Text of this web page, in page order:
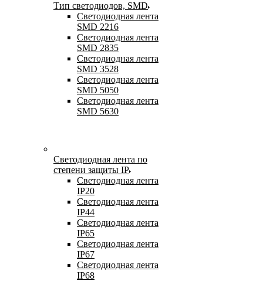
Тип светодиодов, SMD
Cветодиодная лента
SMD 2216
Светодиодная лента
SMD 2835
Светодиодная лента
SMD 3528
Светодиодная лента
SMD 5050
Светодиодная лента
SMD 5630
Светодиодная лента по
степени защиты IP
Светодиодная лента
IP20
Светодиодная лента
IP44
Светодиодная лента
IP65
Светодиодная лента
IP67
Светодиодная лента
IP68